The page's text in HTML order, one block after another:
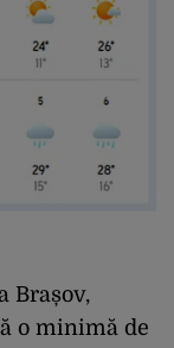
Brașov,
o minimă de